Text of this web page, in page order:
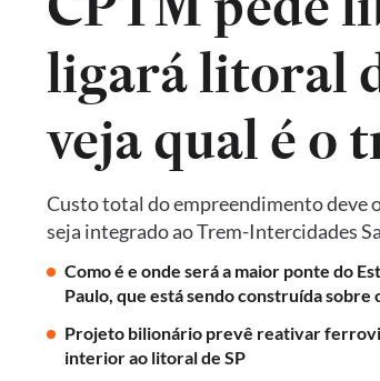
ligará litoral
veja qual é o
Custo total do empreendimento deve
seja integrado ao Trem-Intercidades
Como é e onde será a maior ponte do
Paulo, que está sendo construída sobre
Projeto bilionário prevê reativar
interior ao litoral de SP